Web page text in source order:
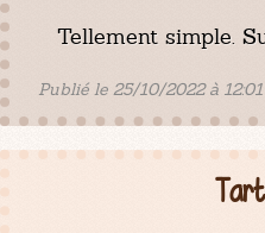
Tellement simple.
Publié le 25/10/2022 à 12:01